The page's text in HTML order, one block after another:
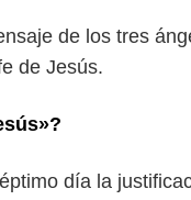
de los tres
de Jesús.
día la justifi